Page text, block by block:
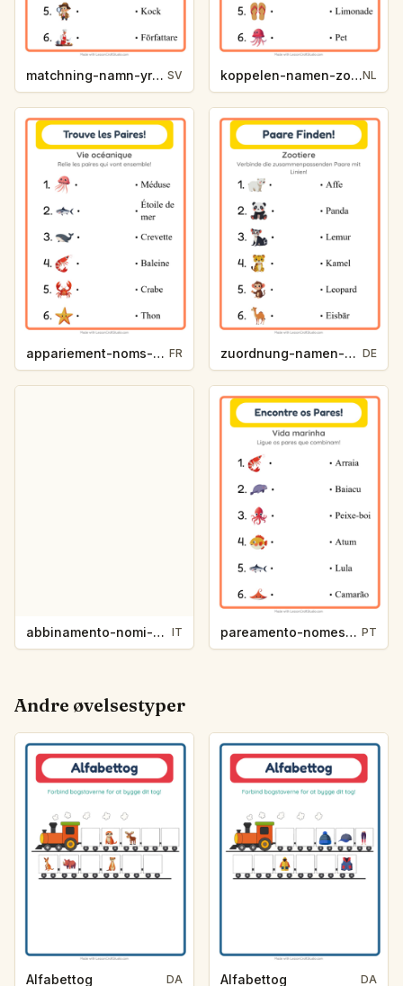
matchning-namn-yrken-4f9e SV koppelen-namen-zomer-5b91NL
appariement-noms-vie-oceanique-5748 FR zuordnung-namen-32db DE
abbinamento-nomi-d8b2 IT pareamento-nomes-4941 PT
Andre øvelsestyper
Alfabettog DA Alfabettog DA